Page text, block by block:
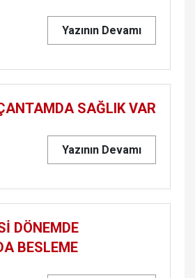
Yazının Devamı
SAĞLIK VAR
Yazının Devamı
DÖNEMDE
BESLEME